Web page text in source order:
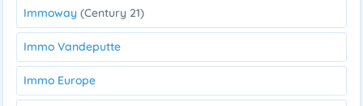
Immoway (Century 21)
Immo Vandeputte
Immo Europe